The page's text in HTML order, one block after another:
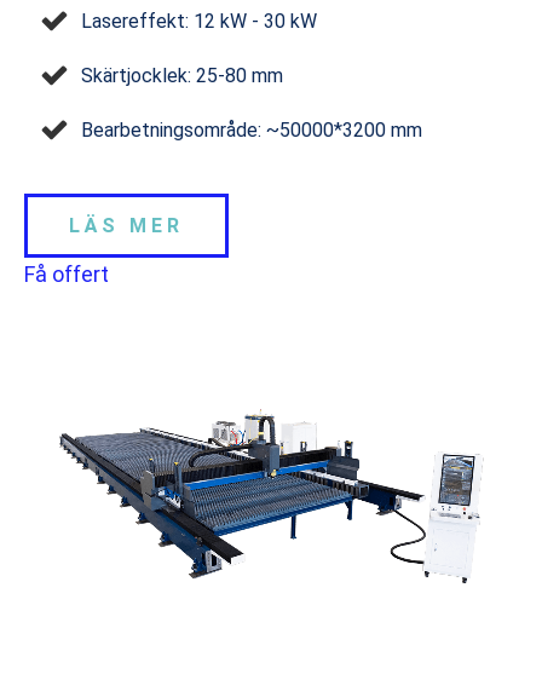
Laser­effekt: 12 kW - 30 kW
Skärtjocklek: 25-80 mm
Bearbetningsområde: ~50000*3200 mm
LÄS MER
Få offert